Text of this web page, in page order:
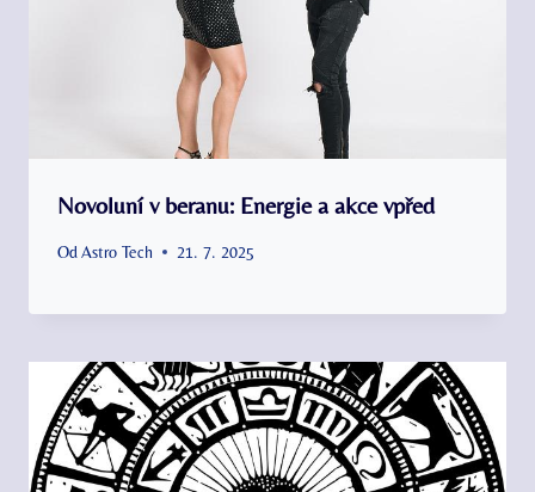
Novoluní v beranu: Energie a akce vpřed
Od Astro Tech 21. 7. 2025